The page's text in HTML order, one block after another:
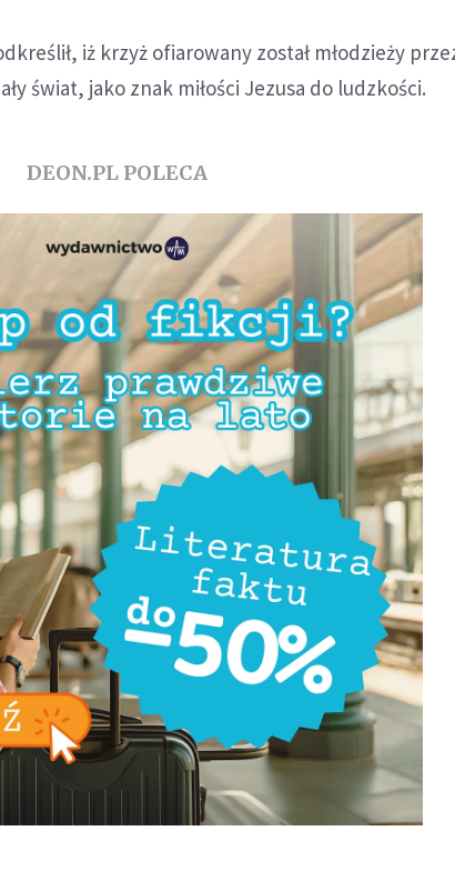
iż krzyż ofiarowany został młodzieży
świat, jako znak miłości Jezusa do ludzkości.
DEON.PL POLECA